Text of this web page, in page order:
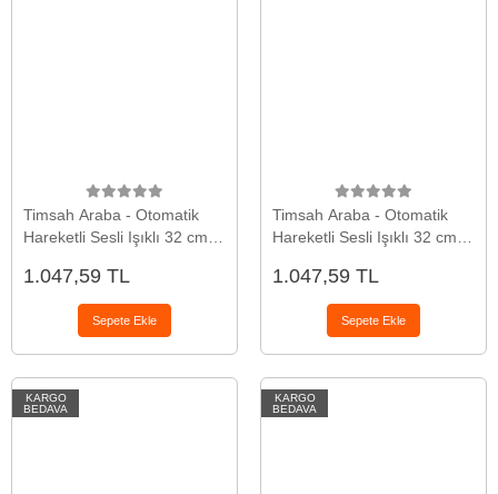
Timsah Araba - Otomatik
Hareketli Sesli Işıklı 32 cm -
1.047,59 TL
Sepete Ekle
Timsah Araba - Otomatik
Hareketli Sesli Işıklı 32 cm -
1.047,59 TL
Sepete Ekle
KARGO
BEDAVA
KARGO
BEDAVA